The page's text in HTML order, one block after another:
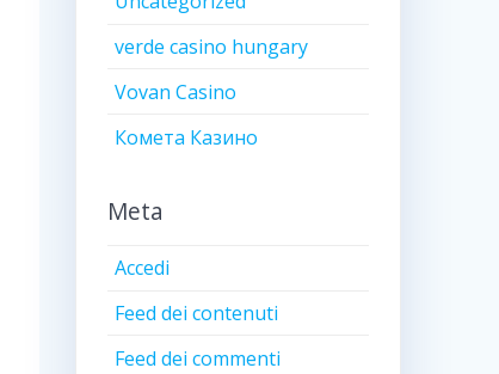
verde casino hungary
Vovan Casino
Комета Казино
Meta
Accedi
Feed dei contenuti
Feed dei commenti